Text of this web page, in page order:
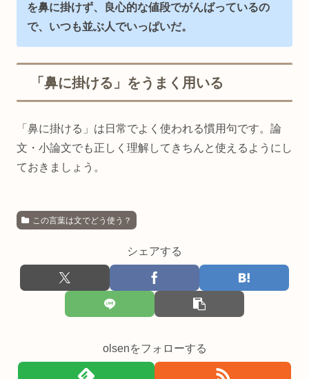
を鼻に掛けず、良心的な値段でがんばっているの
で、いつも並ぶ人でいっぱいだ。
「鼻に掛ける」をうまく用いる
「鼻に掛ける」は日常でよく使われる慣用句です。論
文・小論文でも正しく理解してきちんと使えるようにし
ておきましょう。
この言葉は文でどう使う？
シェアする
olsenをフォローする